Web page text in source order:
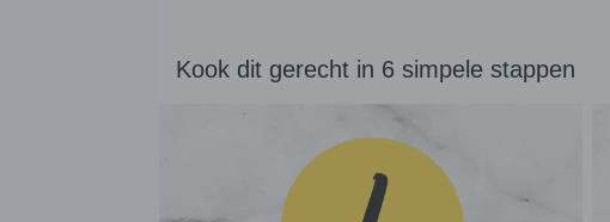
Kook dit gerecht in 6 simpele stappen